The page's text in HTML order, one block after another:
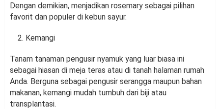
Dengan demikian, menjadikan rosemary sebagai pilihan
favorit dan populer di kebun sayur.
Kemangi
Tanam tanaman pengusir nyamuk yang luar biasa ini
sebagai hiasan di meja teras atau di tanah halaman rumah
Anda. Berguna sebagai pengusir serangga maupun bahan
makanan, kemangi mudah tumbuh dari biji atau
transplantasi.